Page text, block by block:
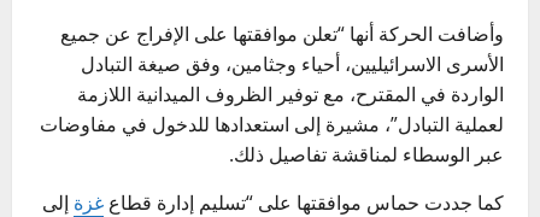
وأضافت الحركة أنها “تعلن موافقتها على الإفراج عن جميع
الأسرى الاسرائيليين، أحياء وجثامين، وفق صيغة التبادل
الواردة في المقترح، مع توفير الظروف الميدانية اللازمة
لعملية التبادل”، مشيرة إلى استعدادها للدخول في مفاوضات
عبر الوسطاء لمناقشة تفاصيل ذلك.
كما جددت حماس موافقتها على “تسليم إدارة قطاع غزة إلى